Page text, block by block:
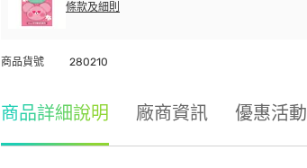
條款及細則
商品貨號 280210
商品詳細說明 廠商資訊 優惠活動